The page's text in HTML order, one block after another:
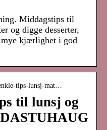
Middagstips til
og digge desserter,
mye kjærlighet i god
tips-lunsj-mat…
til lunsj og